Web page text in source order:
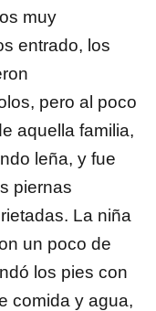
muy
entrado, los
pero al poco
aquella familia,
leña, y fue
piernas
La niña
un poco de
los pies con
comida y agua,